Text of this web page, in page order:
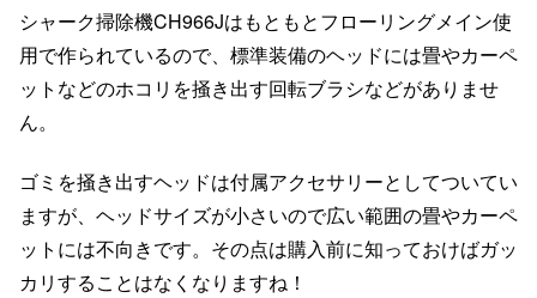
シャーク掃除機CH966Jはもともとフローリングメイン使
用で作られているので、標準装備のヘッドには畳やカーペ
ットなどのホコリを掻き出す回転ブラシなどがありませ
ん。
ゴミを掻き出すヘッドは付属アクセサリーとしてついてい
ますが、ヘッドサイズが小さいので広い範囲の畳やカーペ
ットには不向きです。その点は購入前に知っておけばガッ
カリすることはなくなりますね！